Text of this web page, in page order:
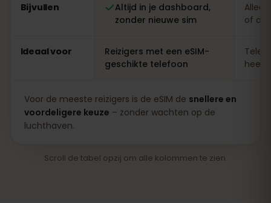
Bijvullen
Altijd in je dashboard,
zonder nieuwe sim
of
Ideaal voor
Reizigers met een eSIM-
geschikte telefoon
heel
Voor de meeste reizigers is de eSIM de snellere en
voordeligere keuze – zonder wachten op de
luchthaven.
Scroll de tabel opzij om alle kolommen te zien.